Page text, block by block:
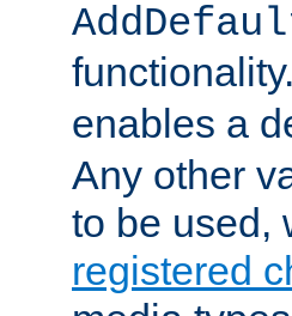
functionality.
enables a
Any other
to be used,
registered